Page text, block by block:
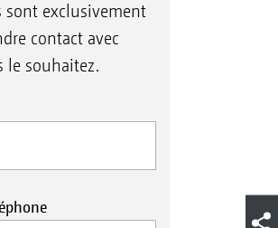
sont exclusivement
contact avec
le souhaitez.